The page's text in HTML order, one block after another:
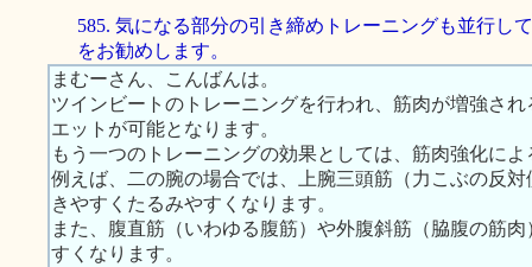
585. 気になる部分の引き締めトレーニングも並行し
をお勧めします。
まむーさん、こんばんは。
ツインビートのトレーニングを行われ、筋肉が増強さ
エットが可能となります。
もう一つのトレーニングの効果としては、筋肉強化に
例えば、二の腕の場合では、上腕三頭筋（力こぶの反
きやすくたるみやすくなります。
また、腹直筋（いわゆる腹筋）や外腹斜筋（脇腹の筋
すくなります。